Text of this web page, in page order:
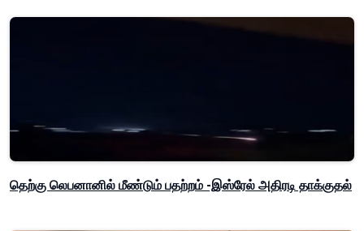
தெற்கு லெபனானில் மீண்டும் பதற்றம் -இஸ்ரேல் அதிரடி தாக்குதல்